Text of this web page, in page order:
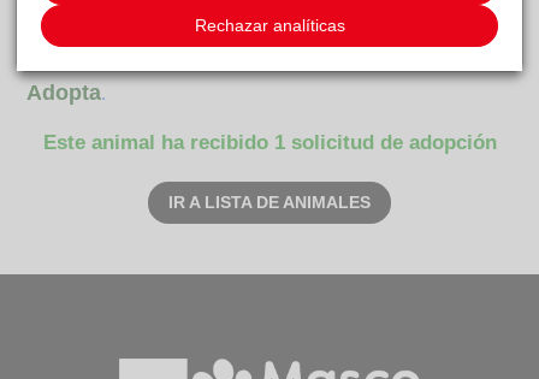
Adopta.
Este animal ha recibido 1 solicitud de adopción
IR A LISTA DE ANIMALES
Rechazar analíticas